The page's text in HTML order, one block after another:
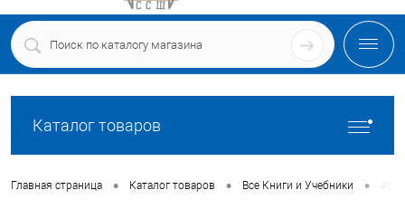
Каталог товаров
Главная страница • Каталог товаров • Все Книги и Учебники •